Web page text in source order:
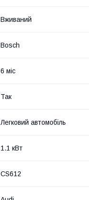
Вживаний
Bosch
6 міс
Так
Легковий автомобіль
1.1 кВт
CS612